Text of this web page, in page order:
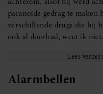
paranoïde gedrag te maken
verschillende drugs die hij
ook al doorhad, weet ik
Alarmbellen